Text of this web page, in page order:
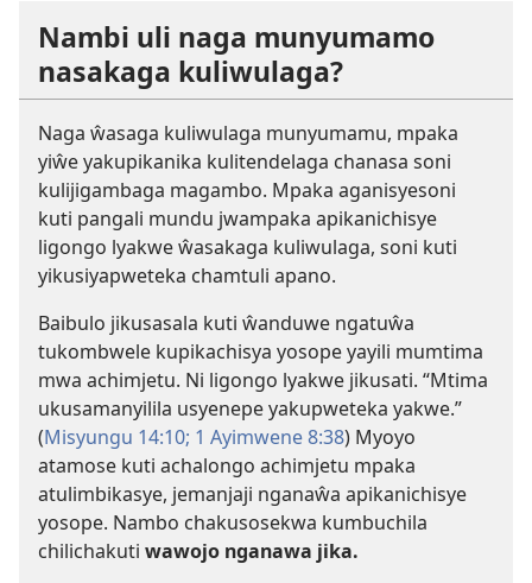
Nambi uli naga munyumamo
nasakaga kuliwulaga?
Naga ŵasaga kuliwulaga munyumamu, mpaka
yiŵe yakupikanika kulitendelaga chanasa soni
kulijigambaga magambo. Mpaka aganisyesoni
kuti pangali mundu jwampaka apikanichisye
ligongo lyakwe ŵasakaga kuliwulaga, soni kuti
yikusiyapweteka chamtuli apano.
Baibulo jikusasala kuti ŵanduwe ngatuŵa
tukombwele kupikachisya yosope yayili mumtima
mwa achimjetu. Ni ligongo lyakwe jikusati. “Mtima
ukusamanyilila usyenepe yakupweteka yakwe.”
(Misyungu 14:10; 1 Ayimwene 8:38) Myoyo
atamose kuti achalongo achimjetu mpaka
atulimbikasye, jemanjaji nganaŵa apikanichisye
yosope. Nambo chakusosekwa kumbuchila
chilichakuti wawojo nganawa jika.